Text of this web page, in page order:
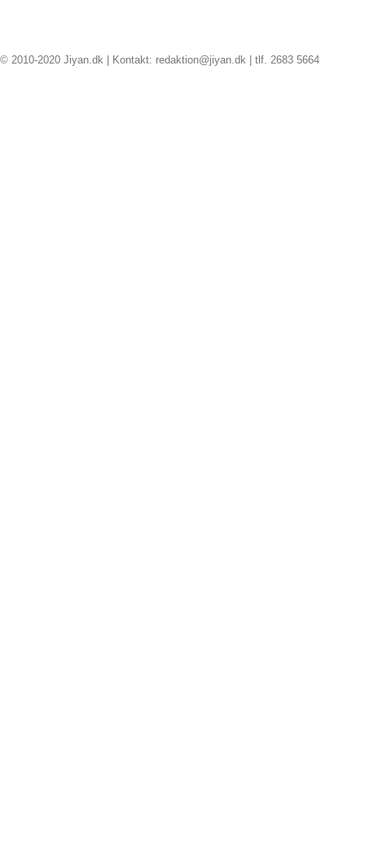
© 2010-2020 Jiyan.dk | Kontakt: redaktion@jiyan.dk | tlf. 2683 5664